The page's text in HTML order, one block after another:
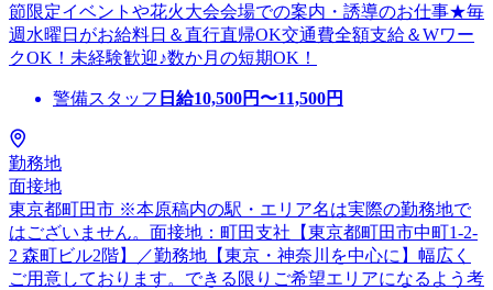
節限定イベントや花火大会会場での案内・誘導のお仕事★毎
週水曜日がお給料日＆直行直帰OK交通費全額支給＆Wワー
クOK！未経験歓迎♪数か月の短期OK！
警備スタッフ 日給10,500円〜11,500円
勤務地
面接地
東京都町田市 ※本原稿内の駅・エリア名は実際の勤務地で
はございません。面接地：町田支社【東京都町田市中町1-2-
2 森町ビル2階】／勤務地【東京・神奈川を中心に】幅広く
ご用意しております。できる限りご希望エリアになるよう考